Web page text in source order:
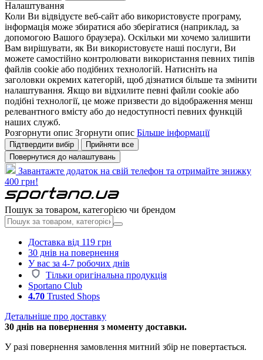
Налаштування
Коли Ви відвідуєте веб-сайт або використовуєте програму,
інформація може збиратися або зберігатися (наприклад, за
допомогою Вашого браузера). Оскільки ми хочемо залишити
Вам вирішувати, як Ви використовуєте наші послуги, Ви
можете самостійно контролювати використання певних типів
файлів cookie або подібних технологій. Натисніть на
заголовки окремих категорій, щоб дізнатися більше та змінити
налаштування. Якщо ви відхилите певні файли cookie або
подібні технології, це може призвести до відображення менш
релевантного вмісту або до недоступності певних функцій
наших служб.
Розгорнути опис Згорнути опис Більше інформації
Підтвердити вибір
Прийняти все
Повернутися до налаштувань
Завантажте додаток на свій телефон та отримайте знижку
400 грн!
Пошук за товаром, категорією чи брендом
Доставка від 119 грн
30 днів на повернення
У вас за 4-7 робочих днів
Тільки оригінальна продукція
Sportano Club
4.70 Trusted Shops
Детальніше про доставку
30 днів на повернення з моменту доставки.
У разі повернення замовлення митний збір не повертається.